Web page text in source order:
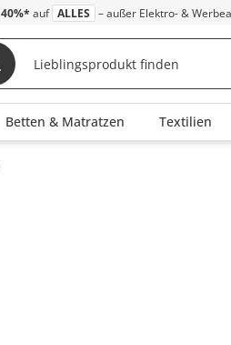
40%* auf ALLES – außer Elektro- &
Betten & Matratzen Textilien